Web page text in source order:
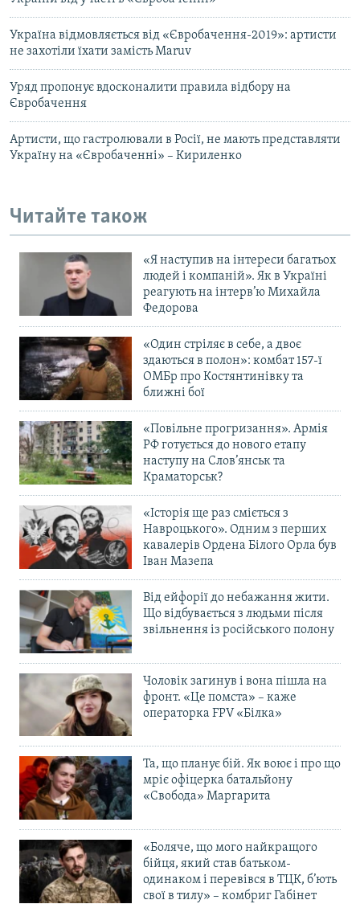
Україна відмовляється від «Євробачення-2019»: артисти
не захотіли їхати замість Maruv
Уряд пропонує вдосконалити правила відбору на
Євробачення
Артисти, що гастролювали в Росії, не мають представляти
Україну на «Євробаченні» – Кириленко
Читайте також
«Я наступив на інтереси багатьох
людей і компаній». Як в Україні
реагують на інтерв’ю Михайла
Федорова
«Один стріляє в себе, а двоє
здаються в полон»: комбат 157-ї
ОМБр про Костянтинівку та
ближні бої
«Повільне прогризання». Армія
РФ готується до нового етапу
наступу на Слов’янськ та
Краматорськ?
«Історія ще раз сміється з
Навроцького». Одним з перших
кавалерів Ордена Білого Орла був
Іван Мазепа
Від ейфорії до небажання жити.
Що відбувається з людьми після
звільнення із російського полону
Чоловік загинув і вона пішла на
фронт. «Це помста» – каже
операторка FPV «Білка»
Та, що планує бій. Як воює і про що
мріє офіцерка батальйону
«Свобода» Маргарита
«Боляче, що мого найкращого
бійця, який став батьком-
одинаком і перевівся в ТЦК, б’ють
свої в тилу» – комбриг Габінет